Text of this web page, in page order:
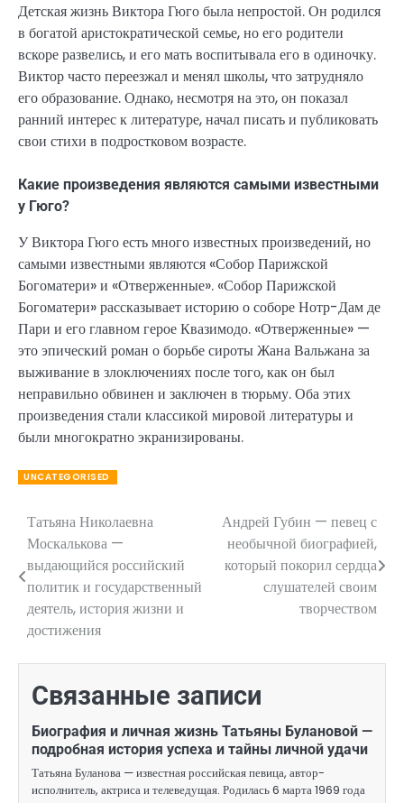
Детская жизнь Виктора Гюго была непростой. Он родился
в богатой аристократической семье, но его родители
вскоре развелись, и его мать воспитывала его в одиночку.
Виктор часто переезжал и менял школы, что затрудняло
его образование. Однако, несмотря на это, он показал
ранний интерес к литературе, начал писать и публиковать
свои стихи в подростковом возрасте.
Какие произведения являются самыми известными
у Гюго?
У Виктора Гюго есть много известных произведений, но
самыми известными являются «Собор Парижской
Богоматери» и «Отверженные». «Собор Парижской
Богоматери» рассказывает историю о соборе Нотр-Дам де
Пари и его главном герое Квазимодо. «Отверженные» —
это эпический роман о борьбе сироты Жана Вальжана за
выживание в злоключениях после того, как он был
неправильно обвинен и заключен в тюрьму. Оба этих
произведения стали классикой мировой литературы и
были многократно экранизированы.
UNCATEGORISED
Навигация
по
записям
Татьяна Николаевна
Москалькова —
выдающийся российский
политик и государственный
деятель, история жизни и
достижения
Андрей Губин — певец с
необычной биографией,
который покорил сердца
слушателей своим
творчеством
Связанные записи
Биография и личная жизнь Татьяны Булановой —
подробная история успеха и тайны личной удачи
Татьяна Буланова — известная российская певица, автор-
исполнитель, актриса и телеведущая. Родилась 6 марта 1969 года